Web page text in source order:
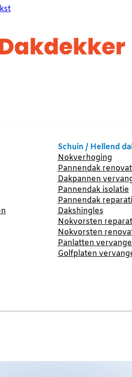
Schuin / Hellend
Nokverhoging
Pannendak
Dakpannen
Pannendak isolatie
Pannendak
Dakshingles
Nokvorsten
Nokvorsten
Panlatten
Golfplaten